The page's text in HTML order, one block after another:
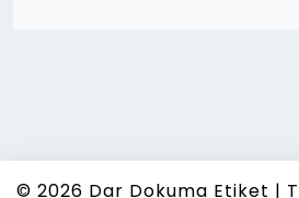
© 2026 Dar Dokuma Etiket |